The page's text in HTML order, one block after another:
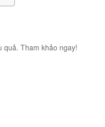
Tham khảo ngay!